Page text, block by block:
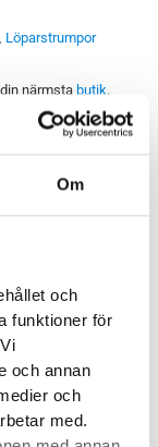
Om
och
funktioner för
och annan
och
med.
Löparstrumpor
närmsta butik.
nylon. Stance
formen och
inte nöts ut i